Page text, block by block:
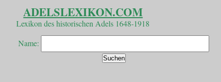
ADELSLEXIKON.COM
Lexikon des historischen Adels 1648-1918
Name: